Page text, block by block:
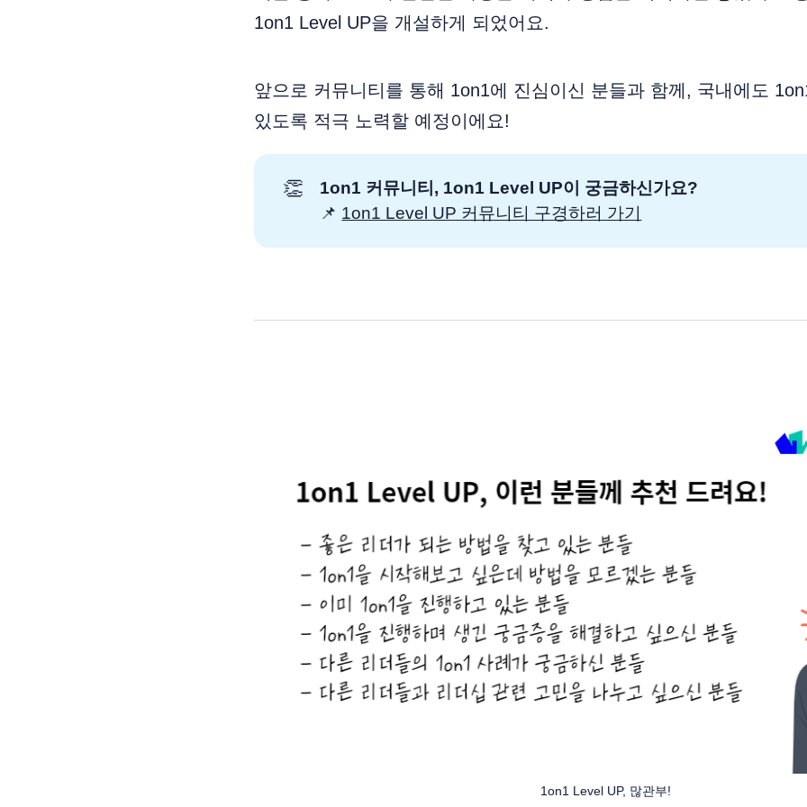
1on1 Level UP을 개설하게 되었어요.
앞으로 커뮤니티를 통해 1on1에 진심이신 분들과 함께, 국내에도
있도록 적극 노력할 예정이에요!
👏
1on1 커뮤니티, 1on1 Level UP이 궁금하신가요?
📌 1on1 Level UP 커뮤니티 구경하러 가기
1on1 Level UP, 많관부!